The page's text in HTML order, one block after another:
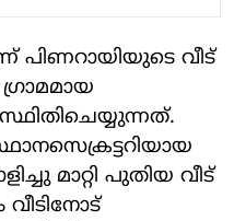
പിണറായിയുടെ വീട്
മാറ്റി പുതിയ വീട്
വീടിനോട്